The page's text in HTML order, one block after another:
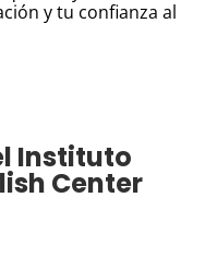
y tu confianza al
Instituto
Center